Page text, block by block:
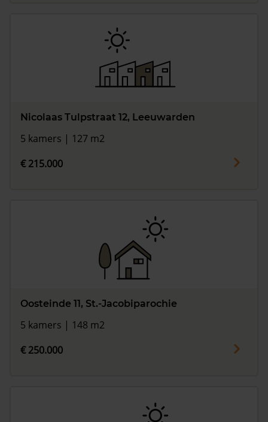
Nicolaas Tulpstraat 12, Leeuwarden
5 kamers | 127 m2
€ 215.000
Oosteinde 11, St.-Jacobiparochie
5 kamers | 148 m2
€ 250.000